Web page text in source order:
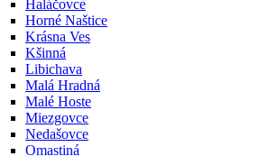
Haláčovce
Horné Naštice
Krásna Ves
Kšinná
Libichava
Malá Hradná
Malé Hoste
Miezgovce
Nedašovce
Omastiná